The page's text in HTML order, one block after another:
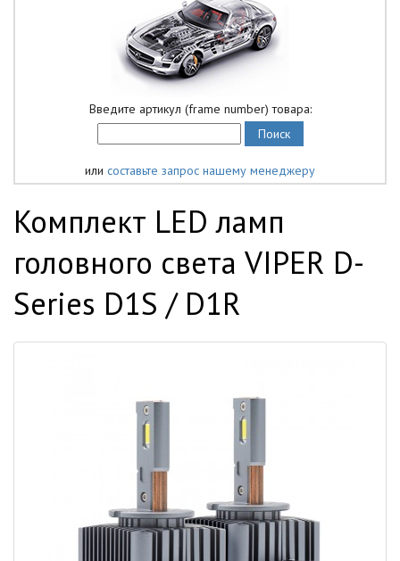
Введите артикул (frame number) товара:
или составьте запрос нашему менеджеру
Комплект LED ламп
головного света VIPER D-
Series D1S / D1R